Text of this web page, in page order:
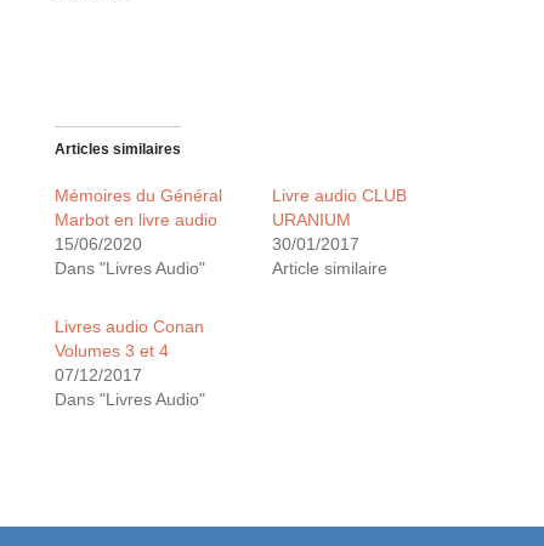
Articles similaires
Mémoires du Général
Marbot en livre audio
15/06/2020
Dans "Livres Audio"
Livre audio CLUB
URANIUM
30/01/2017
Article similaire
Livres audio Conan
Volumes 3 et 4
07/12/2017
Dans "Livres Audio"